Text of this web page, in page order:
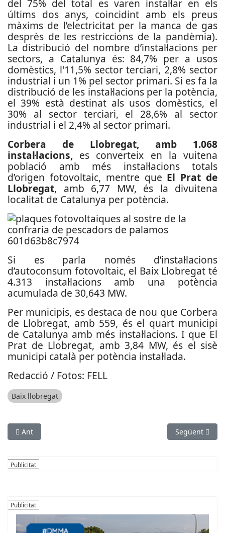
del 75% del total es varen instal·lar en els
últims dos anys, coincidint amb els preus
màxims de l’electricitat per la manca de gas
desprès de les restriccions de la pandèmia).
La distribució del nombre d’instal·lacions per
sectors, a Catalunya és: 84,7% per a usos
domèstics, l'11,5% sector terciari, 2,8% sector
industrial i un 1% pel sector primari. Si es fa la
distribució de les instal·lacions per la potència,
el 39% està destinat als usos domèstics, el
30% al sector terciari, el 28,6% al sector
industrial i el 2,4% al sector primari.
Corbera de Llobregat, amb 1.068
instal·lacions, es converteix en la vuitena
població amb més instal·lacions totals
d’origen fotovoltaic, mentre que El Prat de
Llobregat, amb 6,77 MW, és la divuitena
localitat de Catalunya per potència.
Si es parla només d’instal·lacions
d’autoconsum fotovoltaic, el Baix Llobregat té
4.313 instal·lacions amb una potència
acumulada de 30,643 MW.
Per municipis, es destaca de nou que Corbera
de Llobregat, amb 559, és el quart municipi
de Catalunya amb més instal·lacions. I que El
Prat de Llobregat, amb 3,84 MW, és el sisè
municipi català per potència instal·lada.
Redacció / Fotos: FELL
Baix llobregat
Article anterior: Seat obté els millors resultats de
Ant Article
Següent